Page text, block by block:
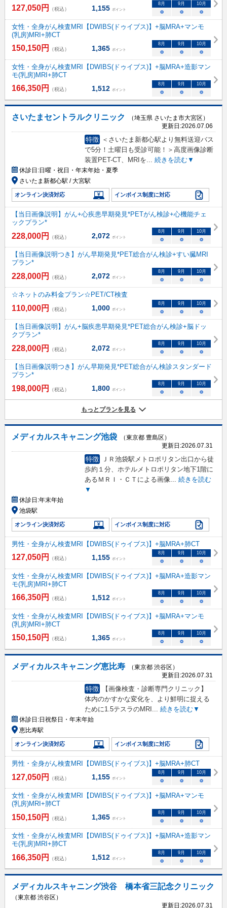
127,050円 （税込） 1,155 ポイント
8 月 9 月 10月
○ ○ ○
女性・全身がん検査MRI【DWIBS(ドゥイブス)】+脳MRA+マンモ
(乳房)MRI+肺CT
150,150円 （税込） 1,365 ポイント
8 月 9 月 10月
○ ○ ○
女性・全身がん検査MRI【DWIBS(ドゥイブス)】+脳MRA+造影マン
モ(乳房)MRI+肺CT
166,350円 （税込） 1,512 ポイント
8 月 9 月 10月
○ ○ ○
さいたまセントラルクリニック
（埼玉県 さいたま市大宮区）
更新日:2026.07.06
特徴
＜さいたま新都心駅より無料送迎バス
で5分！土曜日も受診可能！＞高度画像診断
装置PET-CT、MRIを... 続きを読む▼
休診日:日曜・祝日・年末年始・夏季
さいたま新都心駅 / 大宮駅
オンライン決済対応 インボイス制度に対応
【当日画像説明】がん+心疾患早期発見*PETがん検診+心機能チェ
ックプラン*
228,000円 （税込） 2,072 ポイント
8月 9月 10月
○ ○ ○
【当日画像説明つき】がん早期発見*PET総合がん検診+すい臓MRI
プラン*
228,000円 （税込） 2,072 ポイント
8月 9月 10月
○ ○ ○
☆ネットのみ料金プラン☆PET/CT検査
110,000円 （税込） 1,000 ポイント
8月 9月 10月
○ ○ ○
【当日画像説明】がん+脳疾患早期発見*PET総合がん検診+脳ドッ
クプラン*
228,000円 （税込） 2,072 ポイント
8月 9月 10月
○ ○ ○
【当日画像説明つき】がん早期発見*PET総合がん検診スタンダード
プラン*
198,000円 （税込） 1,800 ポイント
8月 9月 10月
○ ○ ○
もっとプランを見る
メディカルスキャニング池袋
（東京都 豊島区）
更新日:2026.07.31
特徴
ＪＲ池袋駅メトロポリタン出口から徒
歩約１分、ホテルメトロポリタン地下1階に
あるＭＲＩ・ＣＴによる画像
続きを読む
▼
休診日:年末年始
池袋駅
オンライン決済対応 インボイス制度に対応
男性・全身がん検査MRI【DWIBS(ドゥイブス)】+脳MRA+肺CT
127,050円 （税込） 1,155 ポイント
8 月 9 月 10月
○ ○ ○
女性・全身がん検査MRI【DWIBS(ドゥイブス)】+脳MRA+造影マン
モ(乳房)MRI+肺CT
166,350円 （税込） 1,512 ポイント
8 月 9 月 10月
○ ○ ○
女性・全身がん検査MRI【DWIBS(ドゥイブス)】+脳MRA+マンモ
(乳房)MRI+肺CT
150,150円 （税込） 1,365 ポイント
8 月 9 月 10月
○ ○ ○
メディカルスキャニング恵比寿
（東京都 渋谷区）
更新日:2026.07.31
特徴
【画像検査・診断専門クリニック】
体内のかすかな変化を、より鮮明に捉える
ために1.5テスラのMRI ... 続きを読む▼
休診日:日祝祭日・年末年始
恵比寿駅
オンライン決済対応 インボイス制度に対応
男性・全身がん検査MRI【DWIBS(ドゥイブス)】+脳MRA+肺CT
127,050円 （税込） 1,155 ポイント
8月 9月 10月
○ ○ ○
女性・全身がん検査MRI【DWIBS(ドゥイブス)】+脳MRA+マンモ
(乳房)MRI+肺CT
150,150円 （税込） 1,365 ポイント
8月 9月 10月
○ ○ ○
女性・全身がん検査MRI【DWIBS(ドゥイブス)】+脳MRA+造影マン
モ(乳房)MRI+肺CT
166,350円 （税込） 1,512 ポイント
8月 9月 10月
○ ○ ○
メディカルスキャニング渋谷 橋本省三記念クリニック
（東京都 渋谷区）
更新日:2026.07.31